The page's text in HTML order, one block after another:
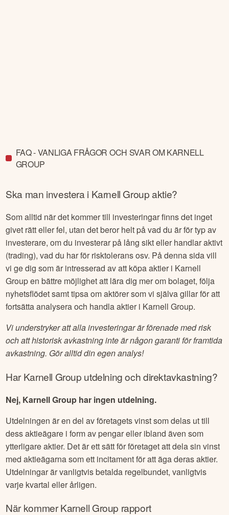
FAQ - VANLIGA FRÅGOR OCH SVAR OM KARNELL
GROUP
Ska man investera i Karnell Groupaktie?
Som alltid när det kommer till investeringar finns det inget
givet rätt eller fel, utan det beror helt på vad du är för typ av
investerare, om du investerar på lång sikt eller handlar aktivt
(trading), vad du har för risktolerans osv. På denna sida vill
vi ge dig som är intresserad av att köpa aktier i Karnell
Groupen bättre möjlighet att lära dig mer om bolaget, följa
nyhetsflödet samt tipsa om aktörer som vi själva gillar för att
fortsätta analysera och handla aktier i Karnell Group.
Vi understryker att alla investeringar är förenade med risk
och att historisk avkastning inte är någon garanti för framtida
avkastning. Gör alltid din egen analys!
HarKarnell Group utdelning och direktavkastning?
Nej, Karnell Group har ingen utdelning.
Utdelningen är en del av företagets vinst som delas ut till
dess aktieägare i form av pengar eller ibland även som
ytterligare aktier. Det är ett sätt för företaget att dela sin vinst
med aktieägarna som ett incitament för att äga deras aktier.
Utdelningar är vanligtvis betalda regelbundet, vanligtvis
varje kvartal eller årligen.
När kommerKarnell Group rapport